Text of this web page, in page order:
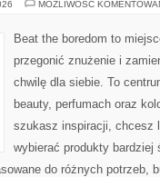
MOŻLIWOŚĆ
Beat the boredom to
przegonić znużenie i
chwilę dla siebie. To
beauty, perfumach oraz
szukasz inspiracji, chcesz
wybierać produkty bardziej
do różnych potrzeb,